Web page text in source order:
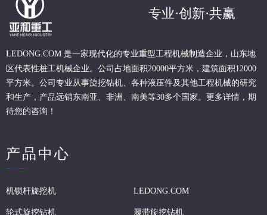
专业·创新·共赢
LEDONG.COM 是一家现代化的专业重型工程机械制造企业，山东地
区代表性桩工机械企业。 公司占地面积20000平方米，建筑面积12000
平方米。公司专业从事旋挖钻机、各种液压件及其他工程机械的研究
和生产，产品远销东南亚、非洲、南美等30多个国家。更多详情，期
待您的咨询！
产品中心
机锁杆旋挖机 LEDONG.COM
轮式旋挖钻机 履带旋挖钻机